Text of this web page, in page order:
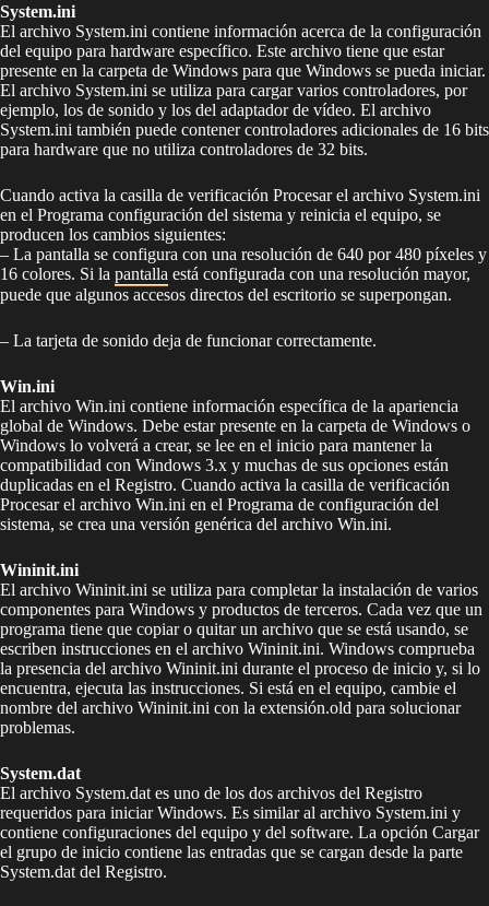
System.ini
El archivo System.ini contiene información acerca de la configuración
del equipo para hardware específico. Este archivo tiene que estar
presente en la carpeta de Windows para que Windows se pueda iniciar.
El archivo System.ini se utiliza para cargar varios controladores, por
ejemplo, los de sonido y los del adaptador de vídeo. El archivo
System.ini también puede contener controladores adicionales de 16 bits
para hardware que no utiliza controladores de 32 bits.
Cuando activa la casilla de verificación Procesar el archivo System.ini
en el Programa configuración del sistema y reinicia el equipo, se
producen los cambios siguientes:
– La pantalla se configura con una resolución de 640 por 480 píxeles y
16 colores. Si la pantalla está configurada con una resolución mayor,
puede que algunos accesos directos del escritorio se superpongan.
– La tarjeta de sonido deja de funcionar correctamente.
Win.ini
El archivo Win.ini contiene información específica de la apariencia
global de Windows. Debe estar presente en la carpeta de Windows o
Windows lo volverá a crear, se lee en el inicio para mantener la
compatibilidad con Windows 3.x y muchas de sus opciones están
duplicadas en el Registro. Cuando activa la casilla de verificación
Procesar el archivo Win.ini en el Programa de configuración del
sistema, se crea una versión genérica del archivo Win.ini.
Wininit.ini
El archivo Wininit.ini se utiliza para completar la instalación de varios
componentes para Windows y productos de terceros. Cada vez que un
programa tiene que copiar o quitar un archivo que se está usando, se
escriben instrucciones en el archivo Wininit.ini. Windows comprueba
la presencia del archivo Wininit.ini durante el proceso de inicio y, si lo
encuentra, ejecuta las instrucciones. Si está en el equipo, cambie el
nombre del archivo Wininit.ini con la extensión.old para solucionar
problemas.
System.dat
El archivo System.dat es uno de los dos archivos del Registro
requeridos para iniciar Windows. Es similar al archivo System.ini y
contiene configuraciones del equipo y del software. La opción Cargar
el grupo de inicio contiene las entradas que se cargan desde la parte
System.dat del Registro.